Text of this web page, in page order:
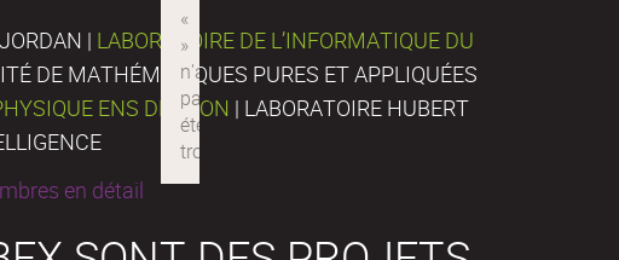
| LABORATOIRE DE L’INFORMATIQUE DU
DE MATHÉMATIQUES PURES ET APPLIQUÉES
ENS DE LYON | LABORATOIRE HUBERT
en détail